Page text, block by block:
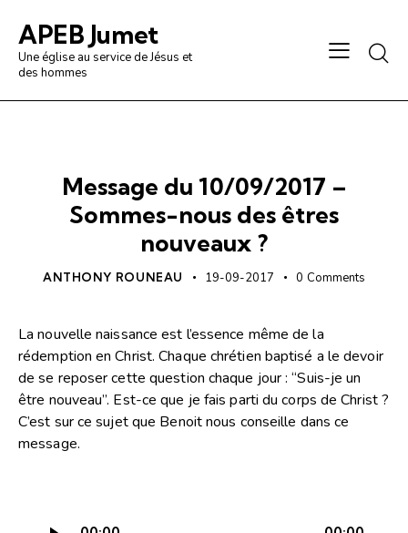
APEB Jumet
Une église au service de Jésus et
des hommes
Message du 10/09/2017 –
Sommes-nous des êtres
nouveaux ?
ANTHONY ROUNEAU 19-09-2017 0 Comments
La nouvelle naissance est l’essence même de la
rédemption en Christ. Chaque chrétien baptisé a le devoir
de se reposer cette question chaque jour : “Suis-je un
être nouveau”. Est-ce que je fais parti du corps de Christ ?
C’est sur ce sujet que Benoit nous conseille dans ce
message.